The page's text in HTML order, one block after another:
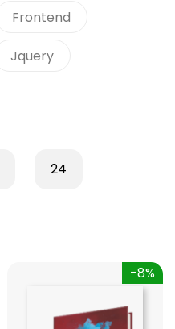
Frontend
Jquery
24
-8%